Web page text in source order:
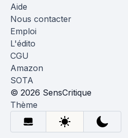
Aide
Nous contacter
Emploi
L'édito
CGU
Amazon
SOTA
© 2026 SensCritique
Thème